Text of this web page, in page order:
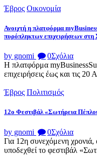
Έβρος Οικονομία
Ανοιχτή η πλατφόρμα
πυρόπληκτων επιχειρήσεων
by gnomi 0Σχόλια
Η πλατφόρμα
επιχειρήσεις έως και τις 20
Έβρος Πολιτισμός
12ο Φεστιβάλ «Σωτήρεια
by gnomi 0Σχόλια
Για 12η συνεχόμενη
υποδεχθεί το φεστιβάλ